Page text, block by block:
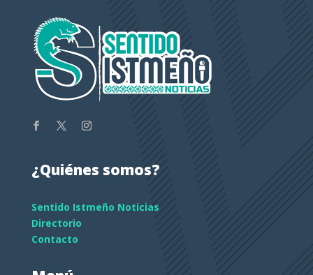
¿Quiénes somos?
Sentido Istmeño Noticias
Directorio
Contacto